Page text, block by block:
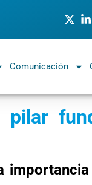
Comunicación